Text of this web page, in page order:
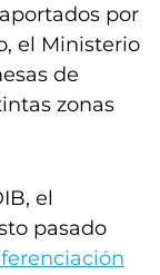
por
el Ministerio
de
zonas
el
pasado